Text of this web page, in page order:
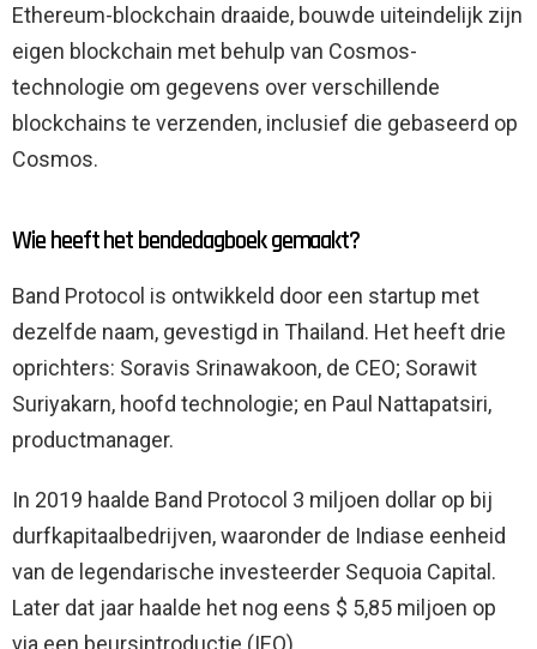
Ethereum-blockchain draaide, bouwde uiteindelijk zijn
eigen blockchain met behulp van Cosmos-
technologie om gegevens over verschillende
blockchains te verzenden, inclusief die gebaseerd op
Cosmos.
Wie heeft het bendedagboek gemaakt?
Band Protocol is ontwikkeld door een startup met
dezelfde naam, gevestigd in Thailand. Het heeft drie
oprichters: Soravis Srinawakoon, de CEO; Sorawit
Suriyakarn, hoofd technologie; en Paul Nattapatsiri,
productmanager.
In 2019 haalde Band Protocol 3 miljoen dollar op bij
durfkapitaalbedrijven, waaronder de Indiase eenheid
van de legendarische investeerder Sequoia Capital.
Later dat jaar haalde het nog eens $ 5,85 miljoen op
via een beursintroductie (IEO).